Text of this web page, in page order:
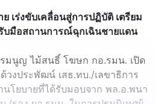
เร่งขับเคลื่อนสู่การปฏิบัติ เตรียม
มือสถานการณ์ฉุกเฉินชายแดน
มนูญ ไม้สนธิ์ โฆษก กอ.รมน. เปิด
วงประพัฒน์ เสธ.ทบ./เลขาธิการ
นโยบายที่ได้รับมอบจาก พล.อ.พนา